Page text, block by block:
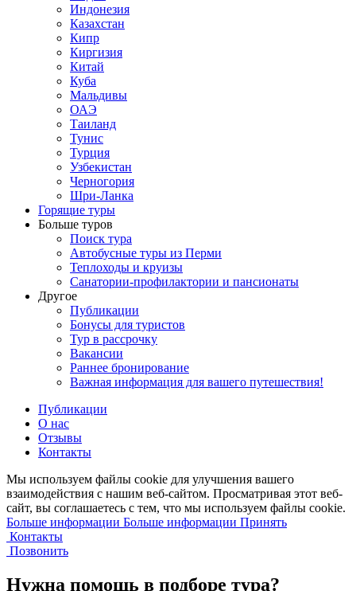
Индонезия
Казахстан
Кипр
Киргизия
Китай
Куба
Мальдивы
ОАЭ
Таиланд
Тунис
Турция
Узбекистан
Черногория
Шри-Ланка
Горящие туры
Больше туров
Поиск тура
Автобусные туры из Перми
Теплоходы и круизы
Санатории-профилактории и пансионаты
Другое
Публикации
Бонусы для туристов
Тур в рассрочку
Вакансии
Раннее бронирование
Важная информация для вашего путешествия!
Публикации
О нас
Отзывы
Контакты
Мы используем файлы cookie для улучшения вашего
взаимодействия с нашим веб-сайтом. Просматривая этот веб-
сайт, вы соглашаетесь с тем, что мы используем файлы cookie.
Больше информации Больше информации Принять
Контакты
Позвонить
Нужна помощь в подборе тура?